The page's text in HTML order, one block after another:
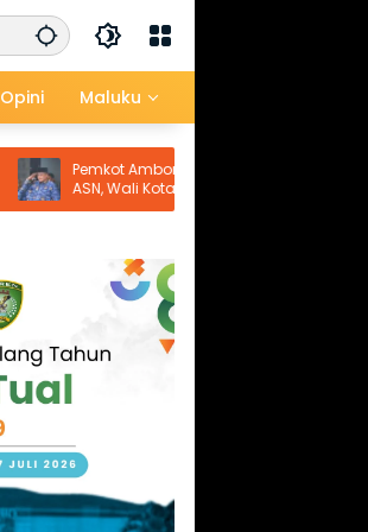
Opini Maluku
Pemkot Ambon Tetap Terapkan WFH bagi
ASN, Wali Kota: Ikuti Arahan Pemerintah
Pusat